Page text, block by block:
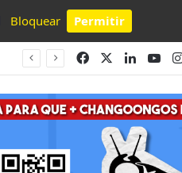
Bloquear Permitir
Facebook